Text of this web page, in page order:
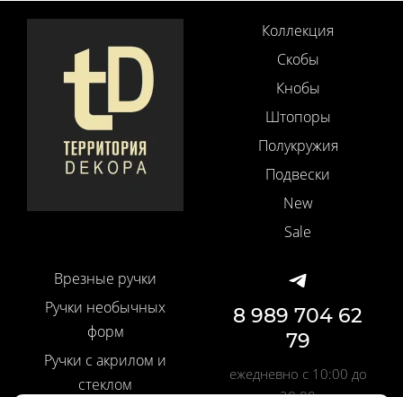
Коллекция
Скобы
Кнобы
Штопоры
Полукружия
Подвески
New
Sale
Врезные ручки
Ручки необычных
форм
Ручки с акрилом и
стеклом
8 989 704 62
79
ежедневно с 10:00 до